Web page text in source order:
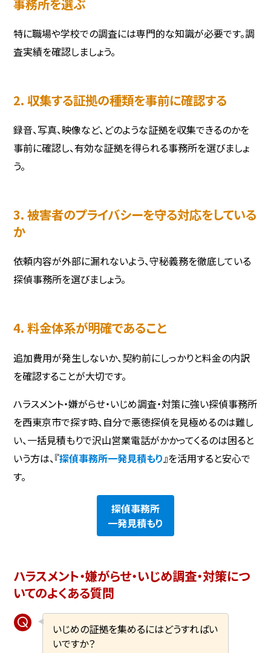
特に職場や学校での調査には専門的な知識が必要です。調
査実績を確認しましょう。
2. 収集する証拠の種類を事前に確認する
録音、写真、映像など、どのような証拠を収集できるのかを
事前に確認し、有効な証拠を得られる事務所を選びましょ
う。
3. 被害者のプライバシーを守る対応をしている
か
依頼内容が外部に漏れないよう、守秘義務を徹底している
探偵事務所を選びましょう。
4. 料金体系が明確であること
追加費用が発生しないか、契約前にしっかりと料金の内訳
を確認することが大切です。
ハラスメント・嫌がらせ・いじめ調査・対策に強い探偵事務所
を西東京市で探す時、自分で悪徳探偵を見極めるのは難し
い、一括見積もりで沢山営業電話がかかってくるのは困ると
いう方は、『探偵事務所一発見積もり 』を活用すると安心で
す。
探偵事務所
一発見積もり
ハラスメント・嫌がらせ・いじめ調査・対策につ
いてのよくある質問
いじめの証拠を集めるにはどうすればい
いですか？